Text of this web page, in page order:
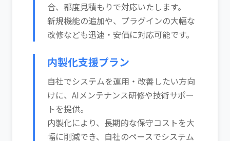
合、都度見積もりで対応いたします。
新規機能の追加や、プラグインの大幅な
改修なども迅速・安価に対応可能です。
内製化支援プラン
自社でシステムを運用・改善したい方向
けに、AIメンテナンス研修や技術サポー
トを提供。
内製化により、長期的な保守コストを大
幅に削減でき、自社のペースでシステム